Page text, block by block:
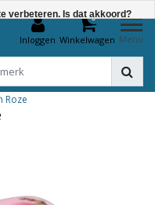
Inloggen
0
Winkelwagen Menu
Roze
verbeteren. Is dat akkoord?
»